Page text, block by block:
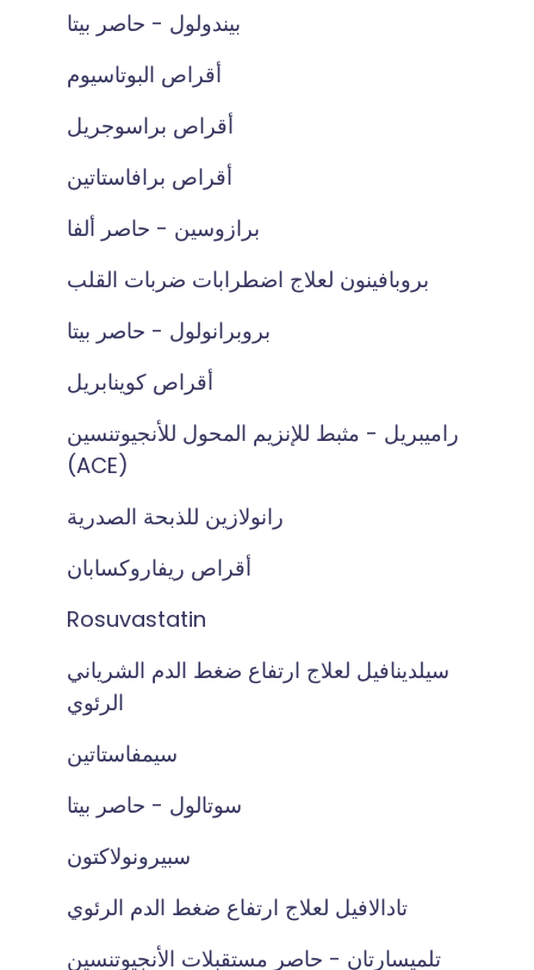
بيندولول - حاصر بيتا
أقراص البوتاسيوم
أقراص براسوجريل
أقراص برافاستاتين
برازوسين - حاصر ألفا
بروبافينون لعلاج اضطرابات ضربات القلب
بروبرانولول - حاصر بيتا
أقراص كوينابريل
راميبريل - مثبط للإنزيم المحول للأنجيوتنسين
(ACE)
رانولازين للذبحة الصدرية
أقراص ريفاروكسابان
Rosuvastatin
سيلدينافيل لعلاج ارتفاع ضغط الدم الشرياني
الرئوي
سيمفاستاتين
سوتالول - حاصر بيتا
سبيرونولاكتون
تادالافيل لعلاج ارتفاع ضغط الدم الرئوي
تلميسارتان - حاصر مستقبلات الأنجيوتنسين